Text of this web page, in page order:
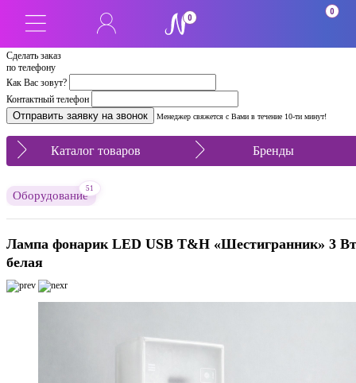
Сделать заказ
по телефону
Как Вас зовут?
Контактный телефон
Менеджер свяжется с Вами в течение 10-ти минут!
0
0
Каталог товаров Бренды
Оборудование
51
Лампа фонарик LED USB T&H «Шестигранник» 3 Вт
белая